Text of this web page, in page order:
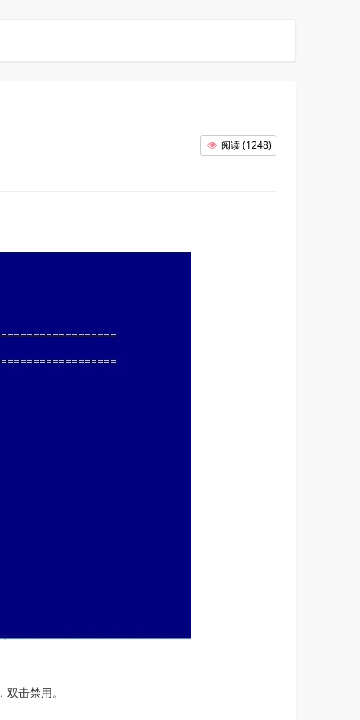
阅读(1248)
击禁用。